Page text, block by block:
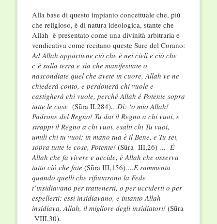
Alla base di questo impianto concettuale che, più
che religioso, è di natura ideologica, stante che
Allah è presentato come una divinità arbitraria e
vendicativa come recitano queste Sure del Corano:
Ad Allah appartiene ciò che è nei cieli e ciò che
c’è sulla terra e sia che manifestiate o
nascondiate quel che avete in cuore, Allah ve ne
chiederà conto, e perdonerà chi vuole e
castigherà chi vuole, perché Allah è Potente sopra
tutte le cose (Sūra II,284)…Dì: ‘o mio Allah!
Padrone del Regno! Tu dai il Regno a chi vuoi, e
strappi il Regno a chi vuoi, esalti chi Tu vuoi,
umili chi tu vuoi: in mano tua è il Bene, e Tu sei,
sopra tutte le cose, Potente! (Sūra III,26)… È
Allah che fa vivere e uccide, è Allah che osserva
tutto ciò che fate (Sūra III,156)….E rammenta
quando quelli che rifiutarono la Fede
t’insidiavano per trattenerti, o per ucciderti o per
espellerti: essi insidiavano, e intanto Allah
insidiava, Allah, il migliore degli insidiatori! (Sūra
VIII,30).